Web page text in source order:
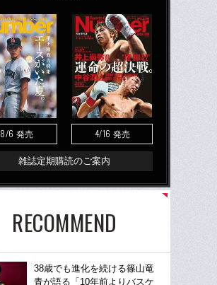
8/6 発売 4/16 発売
雑誌定期購読のご案内
RECOMMEND
38歳でも進化を続ける篠山竜
青が語る「10年前よりバスケ